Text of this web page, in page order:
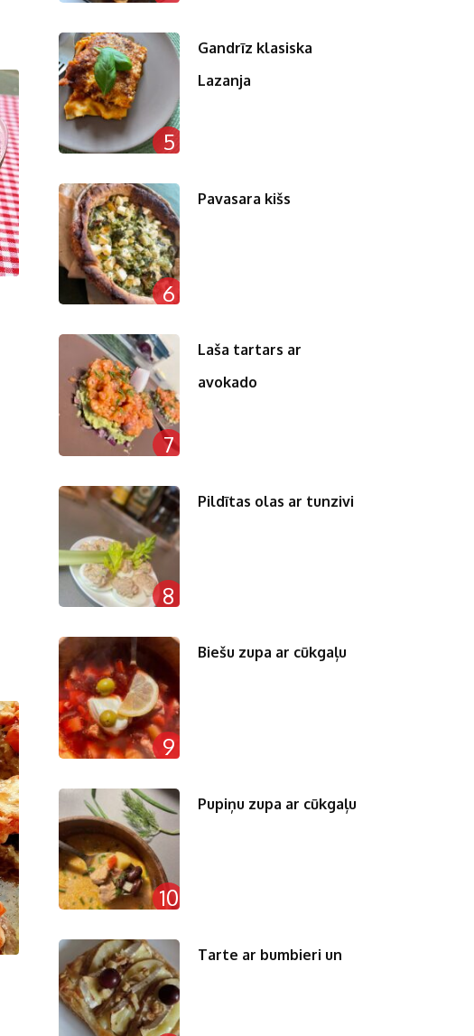
5
Gandrīz klasiska
Lazanja
6
Pavasara kišs
7
Laša tartars ar
avokado
8
Pildītas olas ar tunzivi
9
Biešu zupa ar cūkgaļu
10
Pupiņu zupa ar cūkgaļu
Tarte ar bumbieri un